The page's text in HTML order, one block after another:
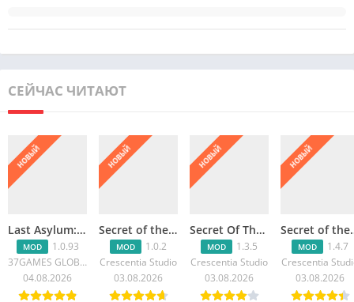
СЕЙЧАС ЧИТАЮТ
НОВЫЙ
Last Asylum: Выживание в чуме
MOD
1.0.93
37GAMES GLOBAL
04.08.2026
НОВЫЙ
Secret of the cellar : Eternal
MOD
1.0.2
Crescentia Studio
03.08.2026
НОВЫЙ
Secret Of The Cellar 2
MOD
1.3.5
Crescentia Studio
03.08.2026
НОВЫЙ
MOD
1.4.7
Crescentia
03.08.2026